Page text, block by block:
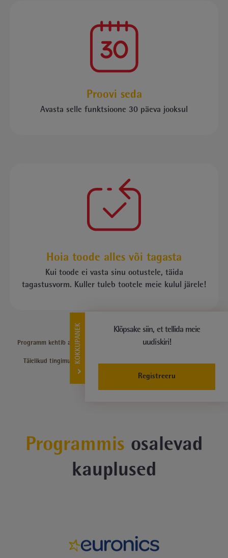
Proovi seda
Avasta selle funktsioone 30 päeva jooksul
Hoia toode alles või tagasta
Kui toode ei vasta sinu ootustele, täida
tagastusvorm. Kuller tuleb tootele meie kulul järele!
Programm kehtib alates 01.07.2026 kuni 31.12.2026 ja kehtib valitud
Täielikud tingimused leiad siit:
Programmis osalevad
kauplused
Klõpsake siin, et tellida meie
uudiskiri!
Registreeru
KOKKUPANEK